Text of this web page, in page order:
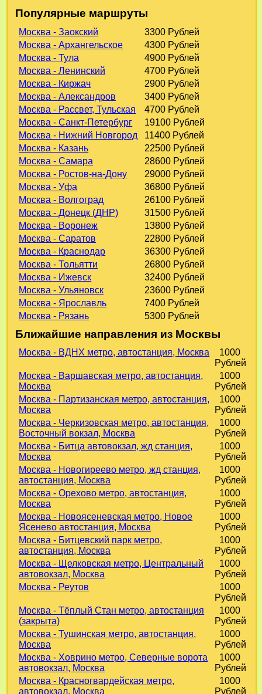
Популярные маршруты
Москва - Заокский
3300 Рублей
Москва - Архангельское
4300 Рублей
Москва - Тула
4900 Рублей
Москва - Ленинский
4700 Рублей
Москва - Киржач
2900 Рублей
Москва - Александров
3400 Рублей
Москва - Рассвет, Тульская
4700 Рублей
Москва - Санкт-Петербург
19100 Рублей
Москва - Нижний Новгород
11400 Рублей
Москва - Казань
22500 Рублей
Москва - Самара
28600 Рублей
Москва - Ростов-на-Дону
29000 Рублей
Москва - Уфа
36800 Рублей
Москва - Волгоград
26100 Рублей
Москва - Донецк (ДНР)
31500 Рублей
Москва - Воронеж
13800 Рублей
Москва - Саратов
22800 Рублей
Москва - Краснодар
36300 Рублей
Москва - Тольятти
26800 Рублей
Москва - Ижевск
32400 Рублей
Москва - Ульяновск
23600 Рублей
Москва - Ярославль
7400 Рублей
Москва - Рязань
5300 Рублей
Ближайшие направления из Москвы
Москва - ВДНХ метро, автостанция, Москва
1000
Рублей
Москва - Варшавская метро, автостанция,
Москва
1000
Рублей
Москва - Партизанская метро, автостанция,
Москва
1000
Рублей
Москва - Черкизовская метро, автостанция,
Восточный вокзал, Москва
1000
Рублей
Москва - Битца автовокзал, жд станция,
Москва
1000
Рублей
Москва - Новогиреево метро, жд станция,
автостанция, Москва
1000
Рублей
Москва - Орехово метро, автостанция,
Москва
1000
Рублей
Москва - Новоясеневская метро, Новое
Ясенево автостанция, Москва
1000
Рублей
Москва - Битцевский парк метро,
автостанция, Москва
1000
Рублей
Москва - Щелковская метро, Центральный
автовокзал, Москва
1000
Рублей
Москва - Реутов
1000
Рублей
Москва - Тёплый Стан метро, автостанция
(закрыта)
1000
Рублей
Москва - Тушинская метро, автостанция,
Москва
1000
Рублей
Москва - Ховрино метро, Северные ворота
автовокзал, Москва
1000
Рублей
Москва - Красногвардейская метро,
автовокзал, Москва
1000
Рублей